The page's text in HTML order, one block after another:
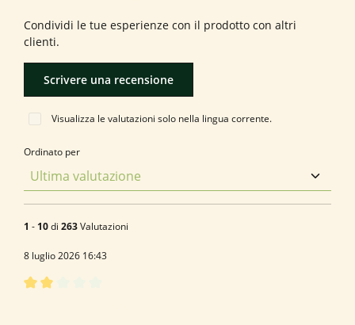
Condividi le tue esperienze con il prodotto con altri
clienti.
Scrivere una recensione
Visualizza le valutazioni solo nella lingua corrente.
Ordinato per
1 - 10di 263Valutazioni
8 luglio 2026 16:43